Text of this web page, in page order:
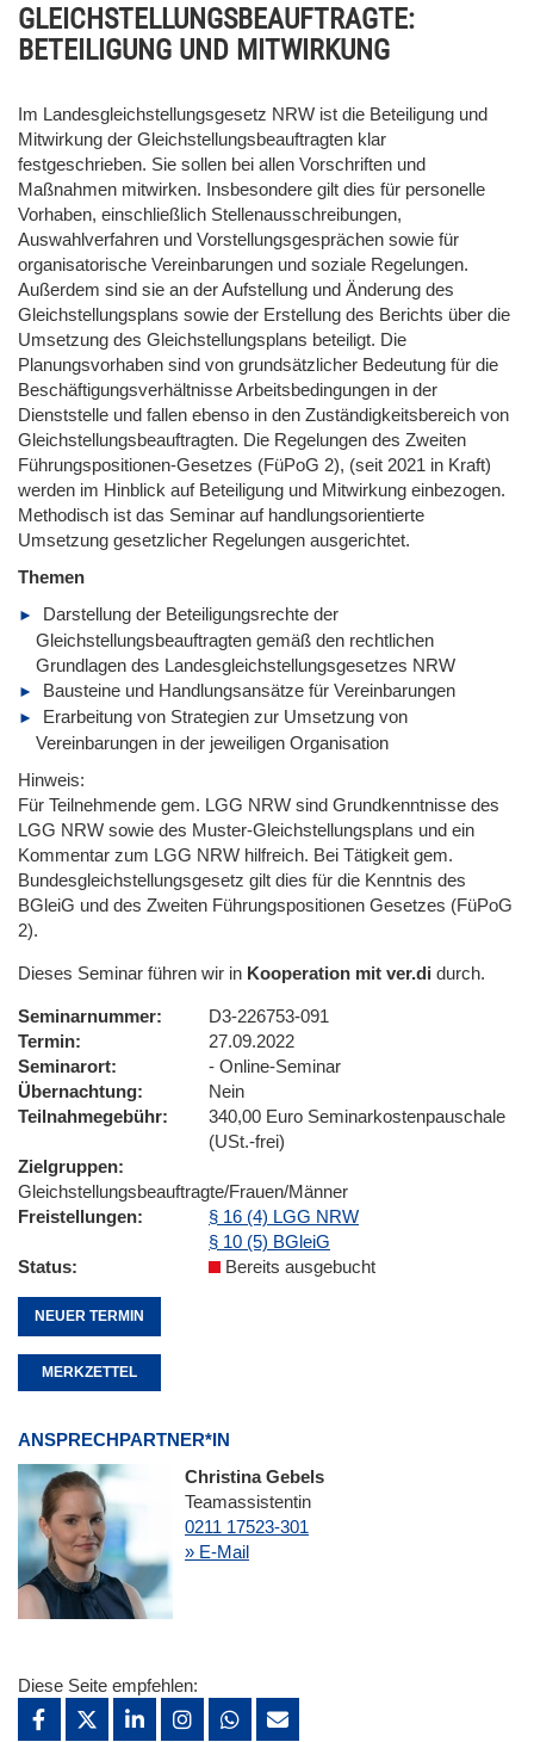
GLEICHSTELLUNGSBEAUFTRAGTE:
BETEILIGUNG UND MITWIRKUNG
Im Landesgleichstellungsgesetz NRW ist die Beteiligung und
Mitwirkung der Gleichstellungsbeauftragten klar
festgeschrieben. Sie sollen bei allen Vorschriften und
Maßnahmen mitwirken. Insbesondere gilt dies für personelle
Vorhaben, einschließlich Stellenausschreibungen,
Auswahlverfahren und Vorstellungsgesprächen sowie für
organisatorische Vereinbarungen und soziale Regelungen.
Außerdem sind sie an der Aufstellung und Änderung des
Gleichstellungsplans sowie der Erstellung des Berichts über die
Umsetzung des Gleichstellungsplans beteiligt. Die
Planungsvorhaben sind von grundsätzlicher Bedeutung für die
Beschäftigungsverhältnisse Arbeitsbedingungen in der
Dienststelle und fallen ebenso in den Zuständigkeitsbereich von
Gleichstellungsbeauftragten. Die Regelungen des Zweiten
Führungspositionen-Gesetzes (FüPoG 2), (seit 2021 in Kraft)
werden im Hinblick auf Beteiligung und Mitwirkung einbezogen.
Methodisch ist das Seminar auf handlungsorientierte
Umsetzung gesetzlicher Regelungen ausgerichtet.
Themen
Darstellung der Beteiligungsrechte der
Gleichstellungsbeauftragten gemäß den rechtlichen
Grundlagen des Landesgleichstellungsgesetzes NRW
Bausteine und Handlungsansätze für Vereinbarungen
Erarbeitung von Strategien zur Umsetzung von
Vereinbarungen in der jeweiligen Organisation
Hinweis:
Für Teilnehmende gem. LGG NRW sind Grundkenntnisse des
LGG NRW sowie des Muster-Gleichstellungsplans und ein
Kommentar zum LGG NRW hilfreich. Bei Tätigkeit gem.
Bundesgleichstellungsgesetz gilt dies für die Kenntnis des
BGleiG und des Zweiten Führungspositionen Gesetzes (FüPoG
2).
Dieses Seminar führen wir in Kooperation mit ver.di durch.
Seminarnummer
D3-226753-091
Termin
27.09.2022
Seminarort
- Online-Seminar
Übernachtung
Nein
Teilnahmegebühr
340,00 Euro Seminarkostenpauschale
(USt.-frei)
Zielgruppen
Gleichstellungsbeauftragte/Frauen/Männer
Freistellungen
§ 16 (4) LGG NRW
§ 10 (5) BGleiG
Status
Bereits ausgebucht
NEUER TERMIN
MERKZETTEL
ANSPRECHPARTNER*IN
Christina Gebels
Teamassistentin
0211 17523-301
» E-Mail
Diese Seite empfehlen: